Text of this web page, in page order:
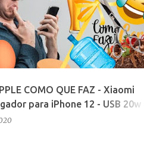
COMO QUE FAZ - Xiaomi
para iPhone 12 - USB 20w